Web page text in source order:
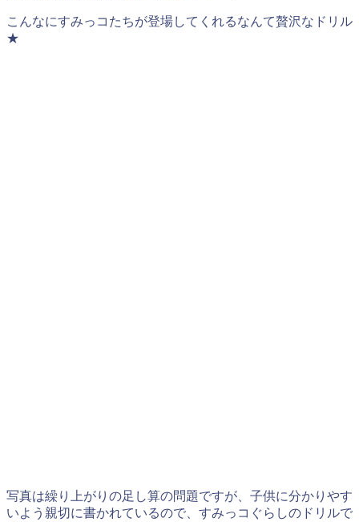
こんなにすみっコたちが登場してくれるなんて贅沢なドリル
★
写真は繰り上がりの足し算の問題ですが、子供に分かりやす
いよう親切に書かれているので、すみっコぐらしのドリルで